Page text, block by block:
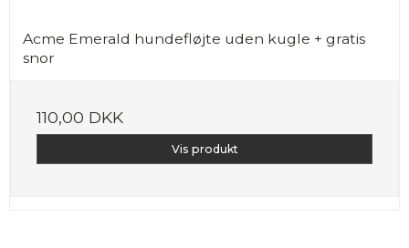
Acme Emerald hundefløjte uden kugle + gratis
snor
110,00 DKK
Vis produkt